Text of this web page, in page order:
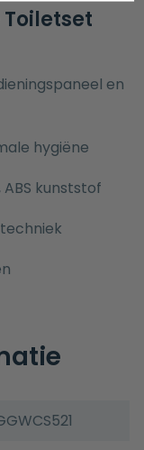
en
hygiëne
kunststof